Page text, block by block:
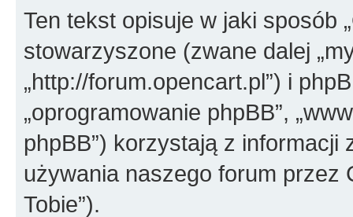
Ten tekst opisuje w jaki sposób
stowarzyszone (zwane dalej
„http://forum.opencart.pl”) i
„oprogramowanie phpBB”,
phpBB”) korzystają z
używania naszego forum przez
Tobie”).